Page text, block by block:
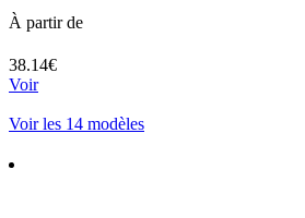
À partir de
38.14€
Voir
Voir les 14 modèles